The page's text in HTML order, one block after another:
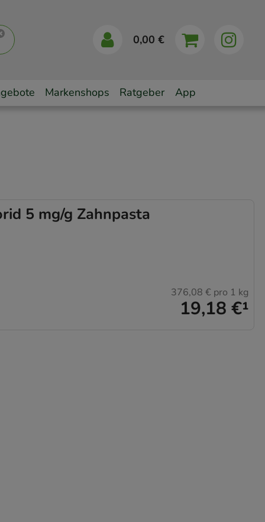
0,00 €
Markenshops Ratgeber App
5 mg/g Zahnpasta
19,18 €¹
376,08 € pro 1 kg